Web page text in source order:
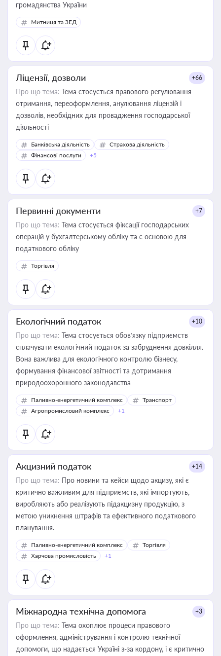
громадянства України
Митниця та ЗЕД
Ліцензії, дозволи +66
Про що тема: Тема стосується правового регулювання
отримання, переоформлення, анулювання ліцензій і
дозволів, необхідних для провадження господарської
діяльності
Банківська діяльність
Страхова діяльність
Фінансові послуги
+5
Первинні документи +7
Про що тема: Тема стосується фіксації господарських
операцій у бухгалтерському обліку та є основою для
податкового обліку
Торгівля
Екологічний податок +10
Про що тема: Тема стосується обов’язку підприємств
сплачувати екологічний податок за забруднення довкілля.
Вона важлива для екологічного контролю бізнесу,
формування фінансової звітності та дотримання
природоохоронного законодавства
Паливно-енергетичний комплекс
Транспорт
Агропромисловий комплекс
+1
Акцизний податок +14
Про що тема: Про новини та кейси щодо акцизу, які є
критично важливим для підприємств, які імпортують,
виробляють або реалізують підакцизну продукцію, з
метою уникнення штрафів та ефективного податкового
планування.
Паливно-енергетичний комплекс
Торгівля
Харчова промисловість
+1
Міжнародна технічна допомога +3
Про що тема: Тема охоплює процеси правового
оформлення, адміністрування і контролю технічної
допомоги, що надається Україні з-за кордону, і є критично